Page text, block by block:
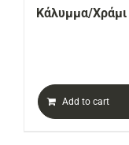
Κάλυμμα/Χράμι
Add to cart